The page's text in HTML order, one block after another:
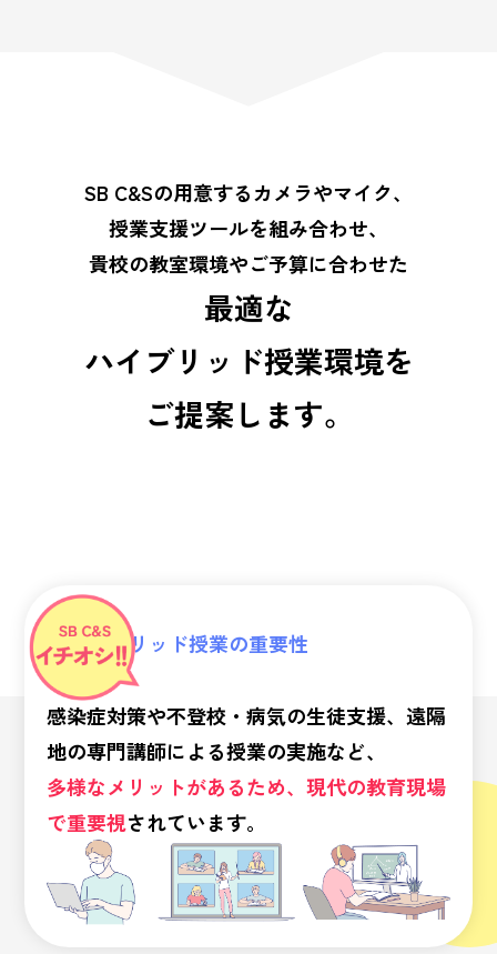
SB C&Sの用意するカメラやマイク、
授業支援ツールを組み合わせ、
貴校の教室環境やご予算に合わせた
最適な
ハイブリッド授業環境を
ご提案します。
ハイブリッド授業の重要性
感染症対策や不登校・病気の生徒支援、遠隔
地の専門講師による授業の実施など、
多様なメリットがあるため、現代の教育現場
で重要視されています。